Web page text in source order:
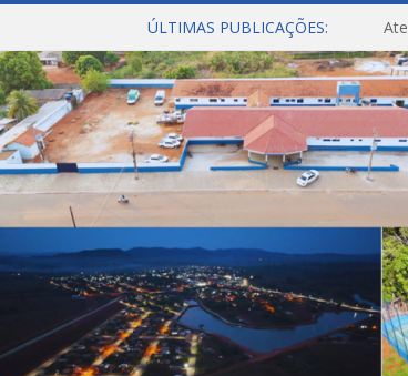
ÚLTIMAS PUBLICAÇÕES: